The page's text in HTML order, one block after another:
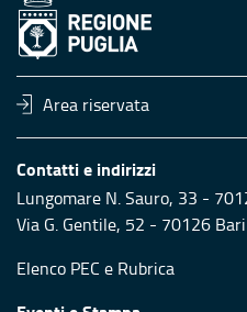
Area riservata
Contatti e indirizzi
Lungomare N. Sauro, 33 -
Via G. Gentile, 52 - 70126 Bari
Elenco PEC e Rubrica